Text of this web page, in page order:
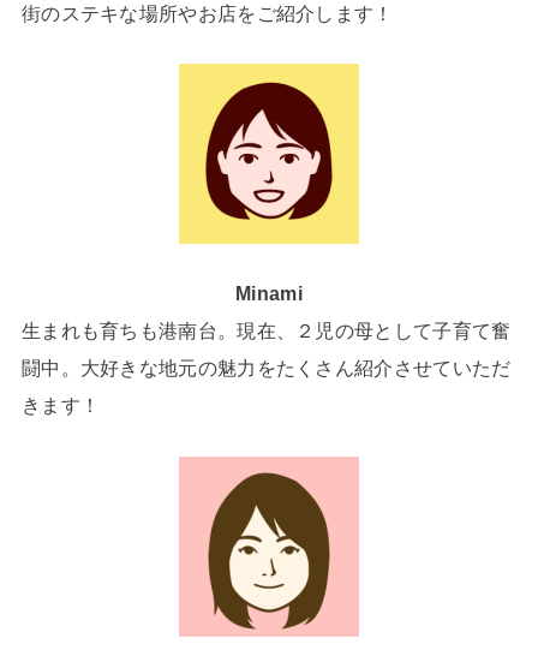
街のステキな場所やお店をご紹介します！
Minami
生まれも育ちも港南台。現在、２児の母として子育て奮
闘中。大好きな地元の魅力をたくさん紹介させていただ
きます！